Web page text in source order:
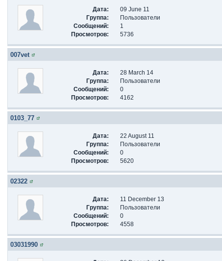
Дата:
09 June 11
Группа:
Пользователи
Сообщений:
1
Просмотров:
5736
007vet
Дата:
28 March 14
Группа:
Пользователи
Сообщений:
0
Просмотров:
4162
0103_77
Дата:
22 August 11
Группа:
Пользователи
Сообщений:
0
Просмотров:
5620
02322
Дата:
11 December 13
Группа:
Пользователи
Сообщений:
0
Просмотров:
4558
03031990